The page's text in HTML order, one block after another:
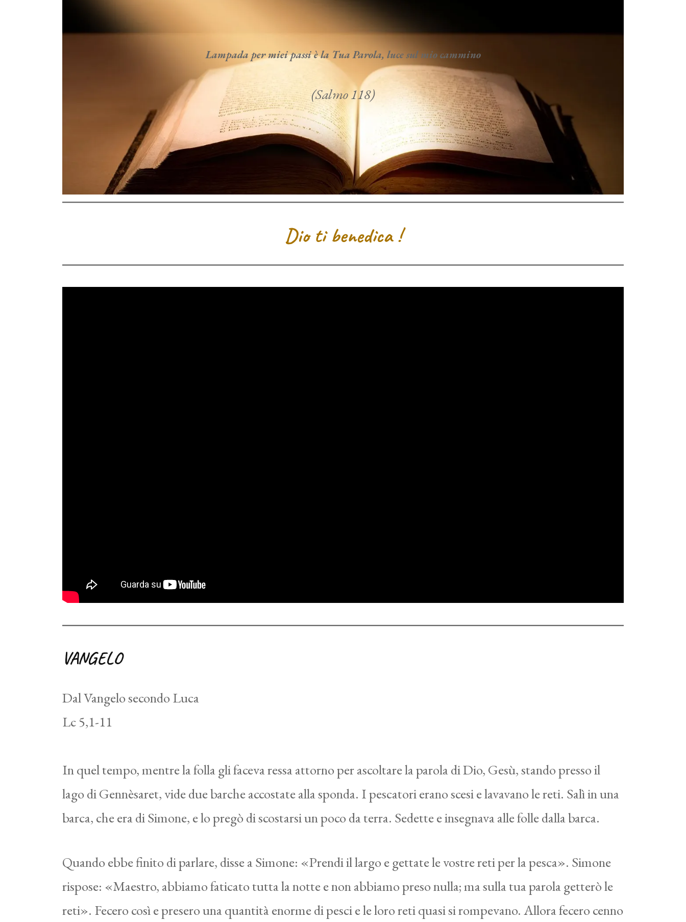
Lampada per miei passi è la Tua Parola, luce sul mio cammino
(Salmo 118)
Dio ti benedica !
VANGELO
Dal Vangelo secondo Luca
Lc 5,1-11
In quel tempo, mentre la folla gli faceva ressa attorno per ascoltare la parola di Dio, Gesù, stando presso il
lago di Gennèsaret, vide due barche accostate alla sponda. I pescatori erano scesi e lavavano le reti. Salì in una
barca, che era di Simone, e lo pregò di scostarsi un poco da terra. Sedette e insegnava alle folle dalla barca.
Quando ebbe finito di parlare, disse a Simone: «Prendi il largo e gettate le vostre reti per la pesca». Simone
rispose: «Maestro, abbiamo faticato tutta la notte e non abbiamo preso nulla; ma sulla tua parola getterò le
reti». Fecero così e presero una quantità enorme di pesci e le loro reti quasi si rompevano. Allora fecero cenno